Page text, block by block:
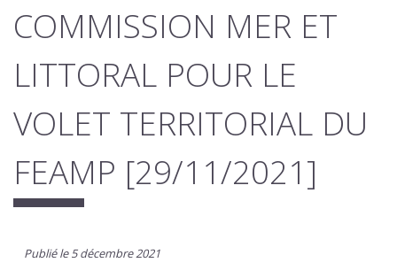
COMMISSION MER ET
LITTORAL POUR LE
VOLET TERRITORIAL DU
FEAMP [29/11/2021]
Publié le 5 décembre 2021